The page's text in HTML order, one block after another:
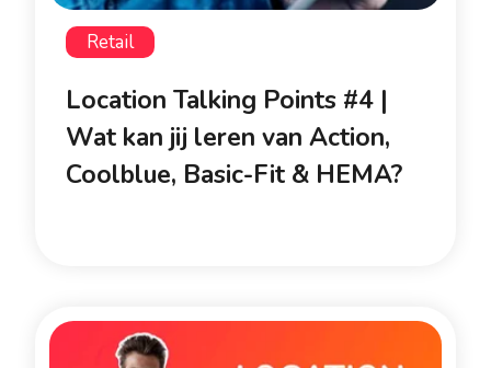
Retail
Location Talking Points #4 |
Wat kan jij leren van Action,
Coolblue, Basic-Fit & HEMA?